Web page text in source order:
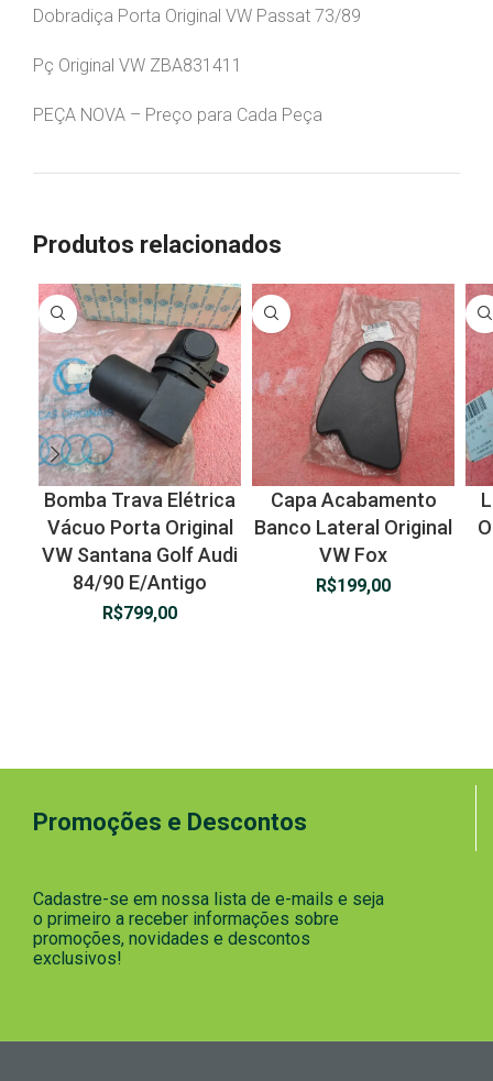
Dobradiça Porta Original VW Passat 73/89
Pç Original VW ZBA831411
PEÇA NOVA – Preço para Cada Peça
Produtos relacionados
Bomba Trava Elétrica
Vácuo Porta Original
VW Santana Golf Audi
84/90 E/Antigo
R$799,00
Capa Acabamento
Banco Lateral Original
VW Fox
R$199,00
Promoções e Descontos
Cadastre-se em nossa lista de e-mails e seja
o primeiro a receber informações sobre
promoções, novidades e descontos
exclusivos!